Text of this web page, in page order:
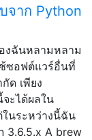
จาก Python
งฉันหลามหลาม
ซอฟต์แวร์อื่นที่
ด เพียง
ะได้ผลใน
นระหว่างนี้ฉัน
3.6.5.x A brew